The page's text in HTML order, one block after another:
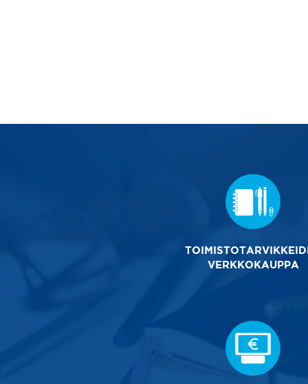
VERKKOKAUPPA